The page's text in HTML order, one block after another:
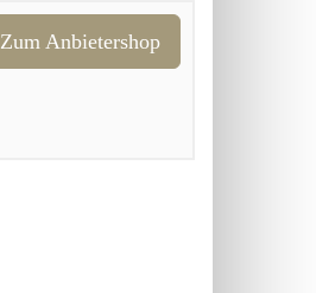
Zum Anbietershop